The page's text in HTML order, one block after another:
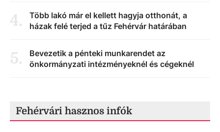
4.
Több lakó már el kellett hagyja otthonát, a
házak felé terjed a tűz Fehérvár határában
5.
Bevezetik a pénteki munkarendet az
önkormányzati intézményeknél és cégeknél
Fehérvári hasznos infók